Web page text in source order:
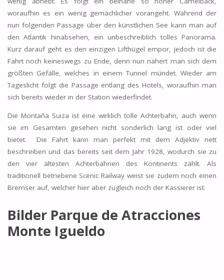
woraufhin es ein wenig gemächlicher vorangeht. Während der
nun folgenden Passage über den künstlichen See kann man auf
den Atlantik hinabsehen, ein unbeschreiblich tolles Panorama.
Kurz darauf geht es den einzigen Lifthügel empor, jedoch ist die
Fahrt noch keineswegs zu Ende, denn nun nähert man sich dem
größten Gefälle, welches in einem Tunnel mündet. Wieder am
Tageslicht folgt die Passage entlang des Hotels, woraufhin man
sich bereits wieder in der Station wiederfindet.
Die Montaña Suiza ist eine wirklich tolle Achterbahn, auch wenn
sie im Gesamten gesehen nicht sonderlich lang ist oder viel
bietet. Die Fahrt kann man perfekt mit dem Adjektiv nett
beschreiben und das bereits seit dem Jahr 1928, wodurch sie zu
den vier ältesten Achterbahnen des Kontinents zählt. Als
traditionell betriebene Scenic Railway weist sie zudem noch einen
Bremser auf, welcher hier aber zugleich noch der Kassierer ist.
Bilder Parque de Atracciones
Monte Igueldo